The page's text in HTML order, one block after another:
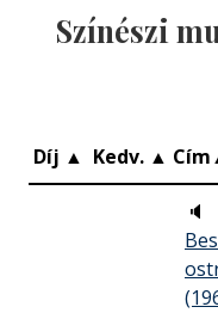
Színészi
Díj ▲ Kedv. ▲ Cím
🔈